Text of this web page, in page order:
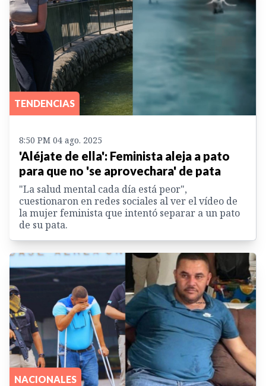
TENDENCIAS
8:50 PM 04 ago. 2025
'Aléjate de ella': Feminista aleja a pato
para que no 'se aprovechara' de pata
"La salud mental cada día está peor",
cuestionaron en redes sociales al ver el vídeo de
la mujer feminista que intentó separar a un pato
de su pata.
NACIONALES